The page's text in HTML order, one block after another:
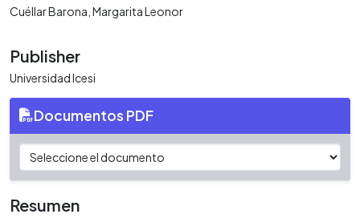
Cuéllar Barona, Margarita Leonor
Publisher
Universidad Icesi
Documentos PDF
Resumen